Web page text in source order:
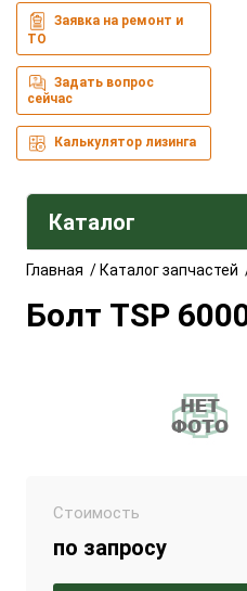
Заявка на ремонт и
ТО
Задать вопрос
сейчас
Калькулятор лизинга
Каталог
Главная /Каталог запчастей
Болт TSP
Стоимость
по запросу